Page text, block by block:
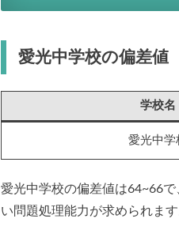
愛光中学校の偏差値
学校名
愛光中学
愛光中学校の偏差値は64~66
い問題処理能力が求められます